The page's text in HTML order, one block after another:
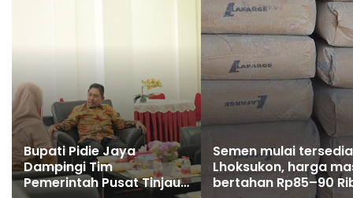
Bupati Pidie Jaya
Dampingi Tim
Pemerintah Pusat Tinjau
Semen mulai
Lhoksukon, harga
bertahan Rp85–90